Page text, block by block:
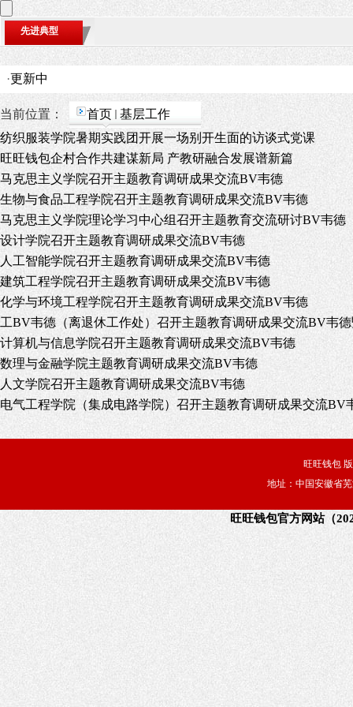
先进典型
·更新中
当前位置： 首页 基层工作
纺织服装学院暑期实践团开展一场别开生面的访谈式党课
旺旺钱包企村合作共建谋新局 产教研融合发展谱新篇
马克思主义学院召开主题教育调研成果交流BV韦德
生物与食品工程学院召开主题教育调研成果交流BV韦德
马克思主义学院理论学习中心组召开主题教育交流研讨BV韦德
设计学院召开主题教育调研成果交流BV韦德
人工智能学院召开主题教育调研成果交流BV韦德
建筑工程学院召开主题教育调研成果交流BV韦德
化学与环境工程学院召开主题教育调研成果交流BV韦德
工BV韦德（离退休工作处）召开主题教育调研成果交流BV韦
计算机与信息学院召开主题教育调研成果交流BV韦德
数理与金融学院主题教育调研成果交流BV韦德
人文学院召开主题教育调研成果交流BV韦德
电气工程学院（集成电路学院）召开主题教育调研成果交流BV
旺旺钱包
地址：中国安徽省
旺旺钱包官方网站（